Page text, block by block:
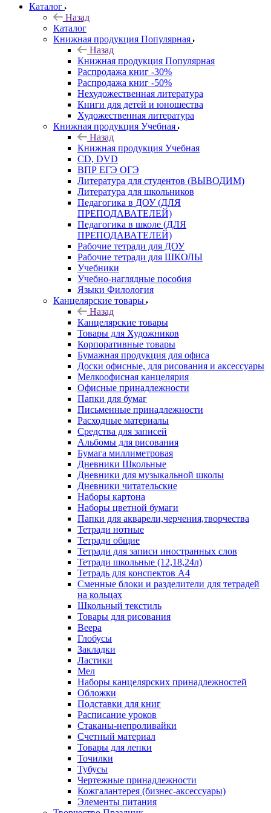
Каталог
Назад
Каталог
Книжная продукция Популярная
Назад
Книжная продукция Популярная
Распродажа книг -30%
Распродажа книг -50%
Нехудожественная литература
Книги для детей и юношества
Художественная литература
Книжная продукция Учебная
Назад
Книжная продукция Учебная
CD, DVD
ВПР ЕГЭ ОГЭ
Литература для студентов (ВЫВОДИМ)
Литература для школьников
Педагогика в ДОУ (ДЛЯ
ПРЕПОДАВАТЕЛЕЙ)
Педагогика в школе (ДЛЯ
ПРЕПОДАВАТЕЛЕЙ)
Рабочие тетради для ДОУ
Рабочие тетради для ШКОЛЫ
Учебники
Учебно-наглядные пособия
Языки Филология
Канцелярские товары
Назад
Канцелярские товары
Товары для Художников
Корпоративные товары
Бумажная продукция для офиса
Доски офисные, для рисования и аксессуары
Мелкоофисная канцелярия
Офисные принадлежности
Папки для бумаг
Письменные принадлежности
Расходные материалы
Средства для записей
Альбомы для рисования
Бумага миллиметровая
Дневники Школьные
Дневники для музыкальной школы
Дневники читательские
Наборы картона
Наборы цветной бумаги
Папки для акварели,черчения,творчества
Тетради нотные
Тетради общие
Тетради для записи иностранных слов
Тетради школьные (12,18,24л)
Тетрадь для конспектов А4
Сменные блоки и разделители для тетрадей
на кольцах
Школьный текстиль
Товары для рисования
Веера
Глобусы
Закладки
Ластики
Мел
Наборы канцелярских принадлежностей
Обложки
Подставки для книг
Расписание уроков
Стаканы-непроливайки
Счетный материал
Товары для лепки
Точилки
Тубусы
Чертежные принадлежности
Кожгалантерея (бизнес-аксессуары)
Элементы питания